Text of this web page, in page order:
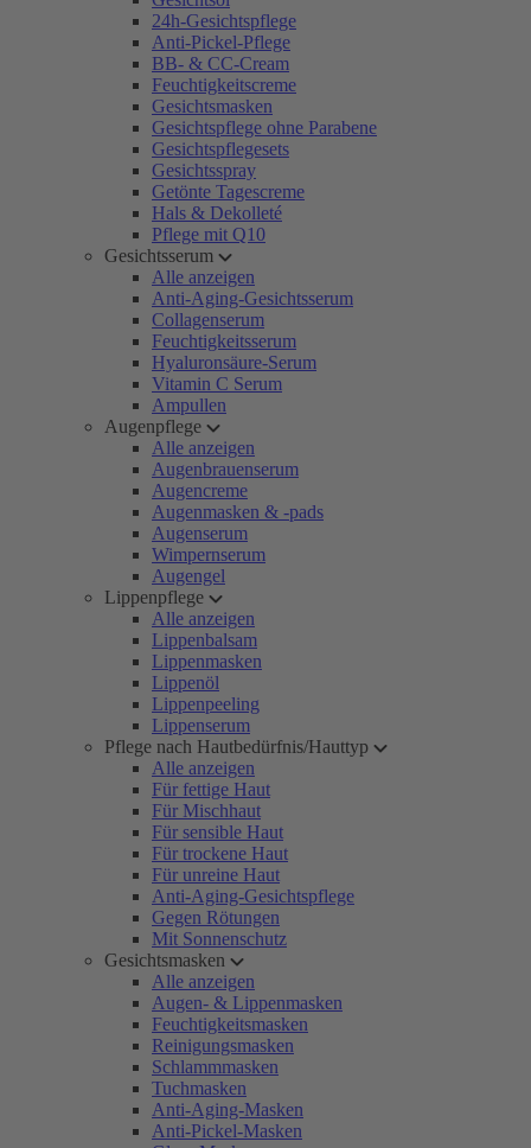
24h-Gesichtspflege
Anti-Pickel-Pflege
BB- & CC-Cream
Feuchtigkeitscreme
Gesichtsmasken
Gesichtspflege ohne Parabene
Gesichtspflegesets
Gesichtsspray
Getönte Tagescreme
Hals & Dekolleté
Pflege mit Q10
Gesichtsserum
Alle anzeigen
Anti-Aging-Gesichtsserum
Collagenserum
Feuchtigkeitsserum
Hyaluronsäure-Serum
Vitamin C Serum
Ampullen
Augenpflege
Alle anzeigen
Augenbrauenserum
Augencreme
Augenmasken & -pads
Augenserum
Wimpernserum
Augengel
Lippenpflege
Alle anzeigen
Lippenbalsam
Lippenmasken
Lippenöl
Lippenpeeling
Lippenserum
Pflege nach Hautbedürfnis/Hauttyp
Alle anzeigen
Für fettige Haut
Für Mischhaut
Für sensible Haut
Für trockene Haut
Für unreine Haut
Anti-Aging-Gesichtspflege
Gegen Rötungen
Mit Sonnenschutz
Gesichtsmasken
Alle anzeigen
Augen- & Lippenmasken
Feuchtigkeitsmasken
Reinigungsmasken
Schlammmasken
Tuchmasken
Anti-Aging-Masken
Anti-Pickel-Masken